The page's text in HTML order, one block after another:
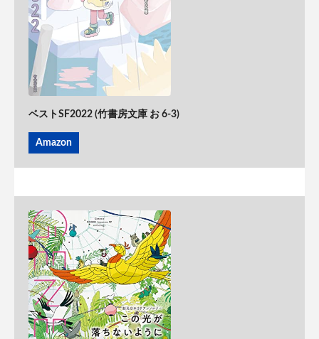
ベストSF2022 (竹書房文庫 お 6-3)
Amazon